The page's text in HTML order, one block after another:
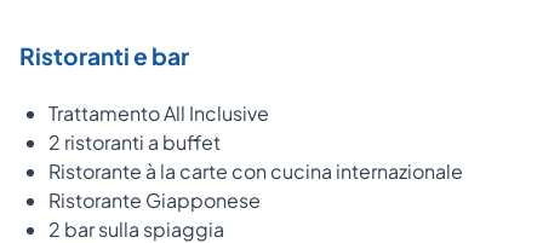
Ristoranti e bar
Trattamento All Inclusive
2 ristoranti a buffet
Ristorante à la carte con cucina internazionale
Ristorante Giapponese
2 bar sulla spiaggia